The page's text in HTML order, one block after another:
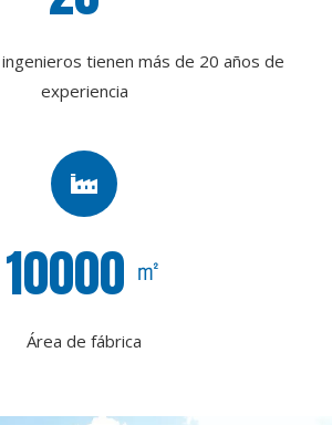
tienen más de 20 años de
experiencia
10000 ㎡
Área de fábrica